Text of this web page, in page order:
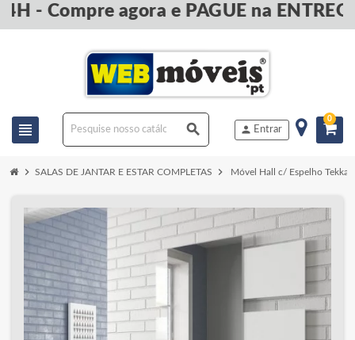
- Compre agora e PAGUE na
view_headline search person Entrar
0
chevron_right SALAS DE JANTAR E ESTAR COMPLETAS chevron_right Móvel Hall c/ Espelho Tekkan